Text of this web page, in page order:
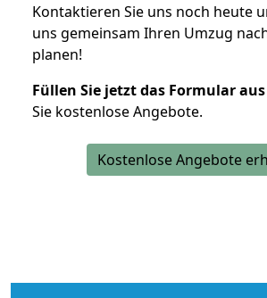
Kontaktieren Sie uns noch heute
uns gemeinsam Ihren Umzug
planen!
Füllen Sie jetzt das Formular aus
Sie kostenlose Angebote.
Kostenlose Angebote